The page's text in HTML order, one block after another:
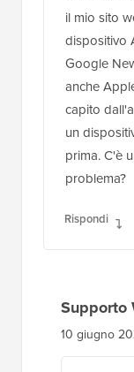
il mio sito
dispositivo
Google
anche
capito
un
prima. C'è
problema?
Rispondi
Supporto
10 giugno